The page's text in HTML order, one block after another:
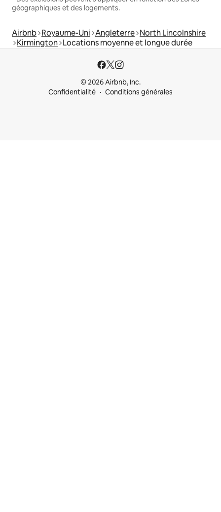
géographiques et des logements.
Airbnb Royaume-Uni Angleterre North Lincolnshire
Kirmington Locations moyenne et longue durée
© 2026 Airbnb, Inc.
Confidentialité
Conditions générales